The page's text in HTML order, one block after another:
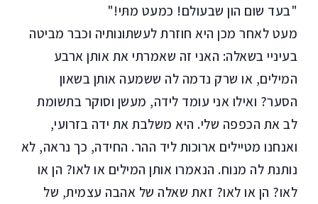
"בעד שום הון שבעולם! כמעט מתּי!"
מעט לאחר מכן היא חוזרת לעשתונותיה וכבר מביטה
בעיניי בשאלה: האני זה שאמרתי את אותן ארבע
המילים, או שרק נדמה לה ששמעה אותן בשאון
הסער? ואילו אני עומד לידה, מעשן וסוקר בתשומת
לב את הכפפה שלי. היא משלבת את ידה בזרועי,
ואנחנו מטיילים ארוכות ליד ההר. החידה, כך נראה, לא
נותנת לה מנוח. הנאמרו אותן המילים או לאו? הן או
לאו? הן או לאו? זאת שאלה של אהבה עצמית, של